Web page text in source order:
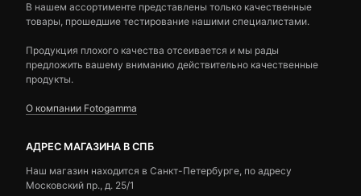
В нашем ассортименте представлены только качественные
товары, прошедшие тестирование нашими специалистами.
Продукция плохого качества отсеивается и мы рады
предложить вашему вниманию действительно качественные
продукты.
О компании Fotogamma
АДРЕС МАГАЗИНА В СПБ
Наш магазин находится в Санкт-Петербурге, по адресу
Московский пр., д. 25/1